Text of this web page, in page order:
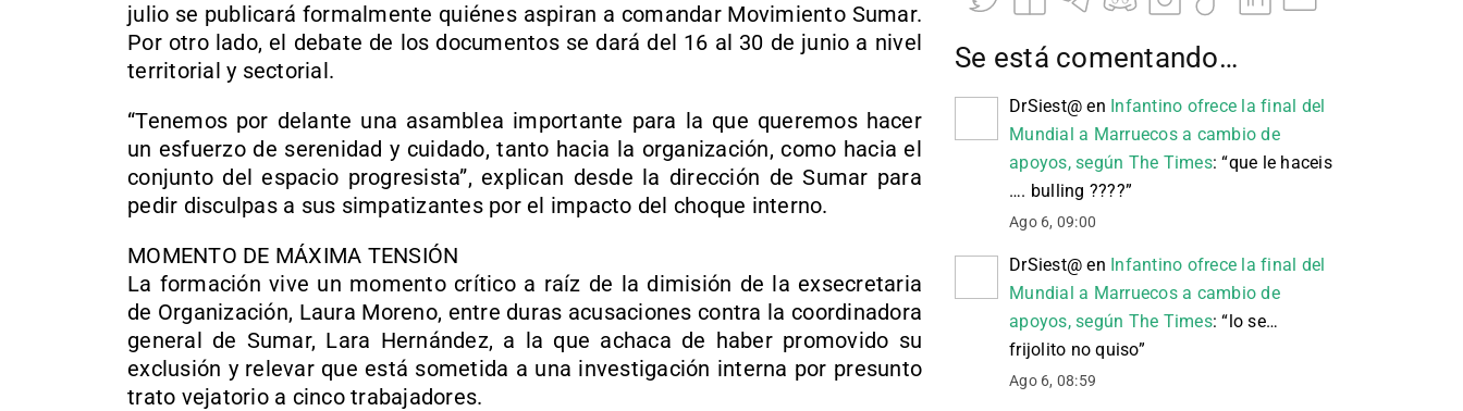
julio se publicará formalmente quiénes aspiran a comandar Movimiento Sumar.
Por otro lado, el debate de los documentos se dará del 16 al 30 de junio a nivel
territorial y sectorial.
“Tenemos por delante una asamblea importante para la que queremos hacer
un esfuerzo de serenidad y cuidado, tanto hacia la organización, como hacia el
conjunto del espacio progresista”, explican desde la dirección de Sumar para
pedir disculpas a sus simpatizantes por el impacto del choque interno.
MOMENTO DE MÁXIMA TENSIÓN
La formación vive un momento crítico a raíz de la dimisión de la exsecretaria
de Organización, Laura Moreno, entre duras acusaciones contra la coordinadora
general de Sumar, Lara Hernández, a la que achaca de haber promovido su
exclusión y relevar que está sometida a una investigación interna por presunto
trato vejatorio a cinco trabajadores.
Se está comentando…
DrSiest@ en Infantino ofrece la final del
Mundial a Marruecos a cambio de
apoyos, según The Times: “que le haceis
…. bulling ????”
Ago 6, 09:00
DrSiest@ en Infantino ofrece la final del
Mundial a Marruecos a cambio de
apoyos, según The Times: “lo se…
frijolito no quiso”
Ago 6, 08:59